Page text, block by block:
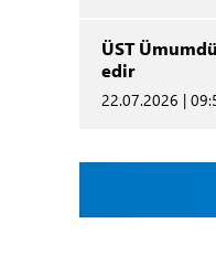
ÜST
edir
22.07.2026 |